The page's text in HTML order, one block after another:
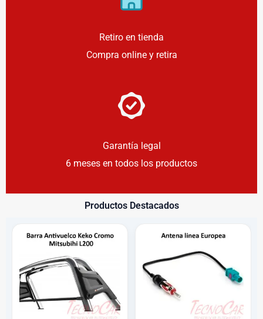
Retiro en tienda
Compra online y retira
Garantía legal
6 meses en todos los productos
Productos Destacados